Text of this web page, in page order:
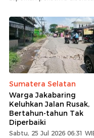
Sumatera Selatan
Warga Jakabaring
Keluhkan Jalan Rusak,
Bertahun-tahun Tak
Diperbaiki
Sabtu, 25 Jul 2026 06:31